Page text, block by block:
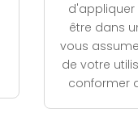
être dans
vous
de votre
conformer